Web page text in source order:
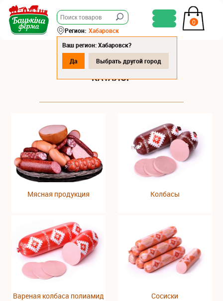
0
Регион: Хабаровск
Ваш регион: Хабаровск?
Да
Выбрать другой город
КАТАЛОГ
Мясная продукция Колбасы
Вареная колбаса полиамид Сосиски